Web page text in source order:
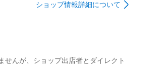
ショップ情報詳細について
せんが、ショップ出店者とダイレクト